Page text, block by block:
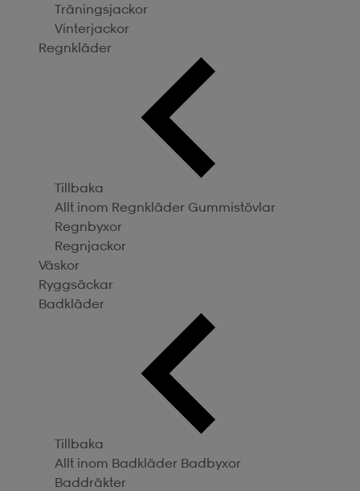
Träningsjackor
Vinterjackor
Regnkläder
Tillbaka
Allt inom Regnkläder Gummistövlar
Regnbyxor
Regnjackor
Väskor
Ryggsäckar
Badkläder
Tillbaka
Allt inom Badkläder Badbyxor
Baddräkter